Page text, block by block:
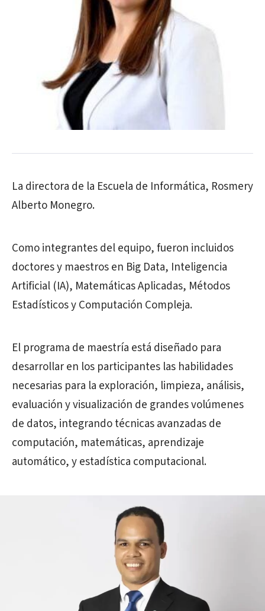
La directora de la Escuela de Informática, Rosmery
Alberto Monegro.
Como integrantes del equipo, fueron incluidos
doctores y maestros en Big Data, Inteligencia
Artificial (IA), Matemáticas Aplicadas, Métodos
Estadísticos y Computación Compleja.
El programa de maestría está diseñado para
desarrollar en los participantes las habilidades
necesarias para la exploración, limpieza, análisis,
evaluación y visualización de grandes volúmenes
de datos, integrando técnicas avanzadas de
computación, matemáticas, aprendizaje
automático, y estadística computacional.